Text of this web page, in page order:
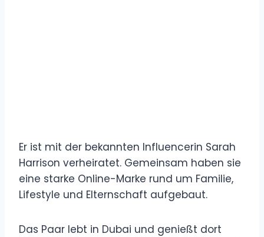
Er ist mit der bekannten Influencerin Sarah
Harrison verheiratet. Gemeinsam haben sie
eine starke Online-Marke rund um Familie,
Lifestyle und Elternschaft aufgebaut.
Das Paar lebt in Dubai und genießt dort